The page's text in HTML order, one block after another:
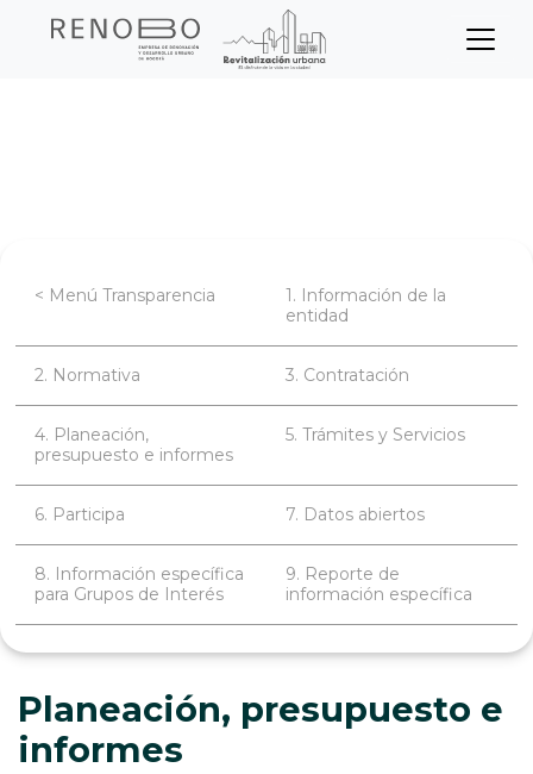
Sitio Web Empresa de
Transparencia
< Menú Transparencia
1. Información de la
entidad
2. Normativa 3. Contratación
4. Planeación,
presupuesto e informes
5. Trámites y Servicios
6. Participa 7. Datos abiertos
8. Información específica
para Grupos de Interés
9. Reporte de
información específica
Planeación, presupuesto e
informes